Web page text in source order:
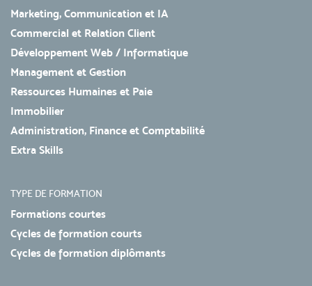
Marketing, Communication et IA
Commercial et Relation Client
Développement Web / Informatique
Management et Gestion
Ressources Humaines et Paie
Immobilier
Administration, Finance et Comptabilité
Extra Skills
TYPE DE FORMATION
Formations courtes
Cycles de formation courts
Cycles de formation diplômants